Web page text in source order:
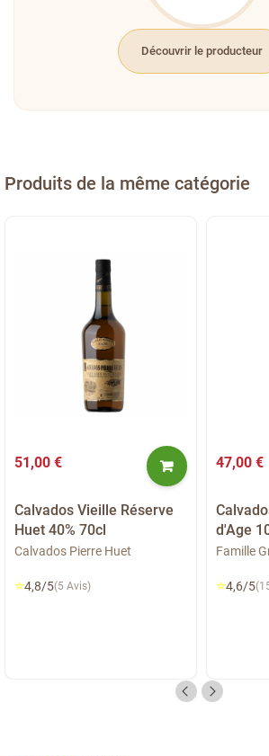
Découvrir le producteur
Produits de la même catégorie
51,00 €
Calvados Vieille Réserve
Huet 40% 70cl
Calvados Pierre Huet
⭐4,8/5(5 Avis)
47,00 €
d'Age
Famille
⭐4,6/5